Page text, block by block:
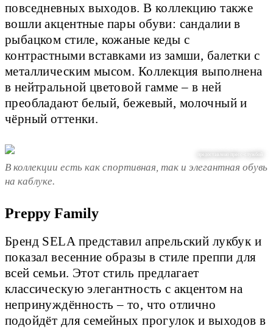
повседневных выходов. В коллекцию также
вошли акцентные пары обуви: сандалии в
рыбацком стиле, кожаные кеды с
контрастными вставками из замши, балетки с
металлическим мысом. Коллекция выполнена
в нейтральной цветовой гамме – в ней
преобладают белый, бежевый, молочный и
чёрный оттенки.
предоставлено пресс-службой
В коллекции есть как спортивная, так и элегантная обувь
на каблуке.
Preppy Family
Бренд SELA представил апрельский лукбук и
показал весенние образы в стиле преппи для
всей семьи. Этот стиль предлагает
классическую элегантность с акцентом на
непринуждённость – то, что отлично
подойдёт для семейных прогулок и выходов в